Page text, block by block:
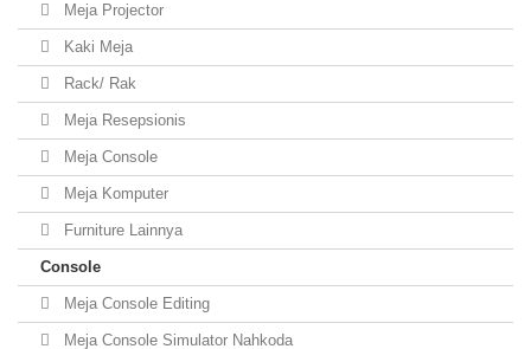
Meja Projector
Kaki Meja
Rack/ Rak
Meja Resepsionis
Meja Console
Meja Komputer
Furniture Lainnya
Console
Meja Console Editing
Meja Console Simulator Nahkoda